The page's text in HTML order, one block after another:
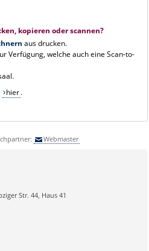
kopieren oder scannen?
aus drucken.
Verfügung, welche auch eine Scan-to-
hier.
Webmaster
Str. 44, Haus 41